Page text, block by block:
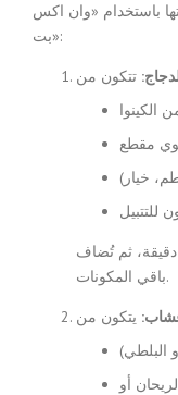
باستخدام «وان اكس
بت»:
الكينوا
مقطع
خيار)
للتتبيل
تُطهى الكينوا في «وان اكس بت» لمدة 15 دقيقة، ثم تُضاف
باقي المكونات.
البلطي)
أو